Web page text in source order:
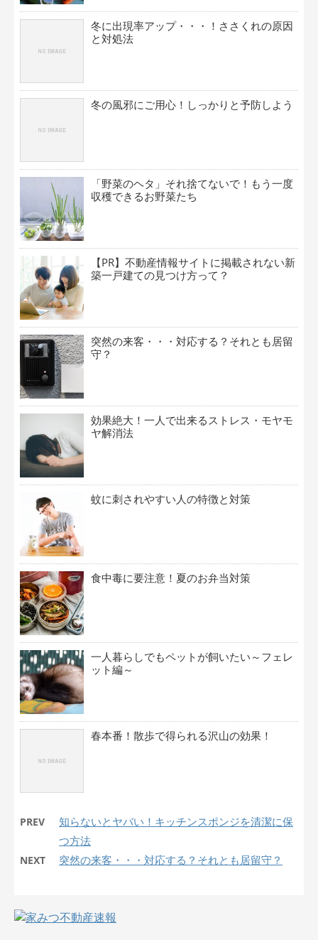
冬に出現率アップ・・・！ささくれの原因
と対処法
冬の風邪にご用心！しっかりと予防しよう
「野菜のヘタ」それ捨てないで！もう一度
収穫できるお野菜たち
【PR】不動産情報サイトに掲載されない新
築一戸建ての見つけ方って？
突然の来客・・・対応する？それとも居留
守？
効果絶大！一人で出来るストレス・モヤモ
ヤ解消法
蚊に刺されやすい人の特徴と対策
食中毒に要注意！夏のお弁当対策
一人暮らしでもペットが飼いたい～フェレ
ット編～
春本番！散歩で得られる沢山の効果！
PREV
知らないとヤバい！キッチンスポンジを清潔に保
つ方法
NEXT 突然の来客・・・対応する？それとも居留守？